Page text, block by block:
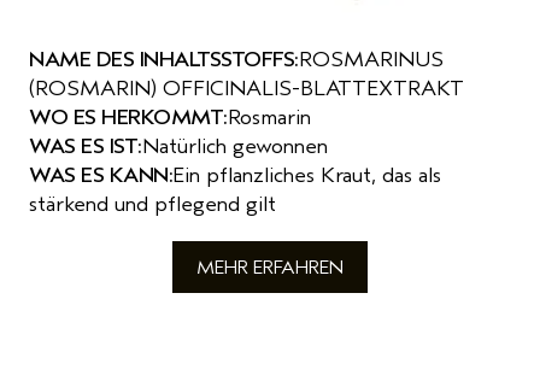
NAME DES INHALTSSTOFFS:ROSMARINUS
(ROSMARIN) OFFICINALIS-BLATTEXTRAKT
WO ES HERKOMMT:Rosmarin
WAS ES IST:Natürlich gewonnen
WAS ES KANN:Ein pflanzliches Kraut, das als
stärkend und pflegend gilt
MEHR ERFAHREN